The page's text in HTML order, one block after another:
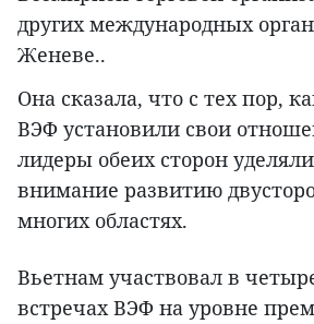
других международных
Женеве..
Она сказала, что с тех пор,
ВЭФ установили свои
лидеры обеих сторон
внимание развитию
многих областях.
Вьетнам участвовал в
встречах ВЭФ на уровне